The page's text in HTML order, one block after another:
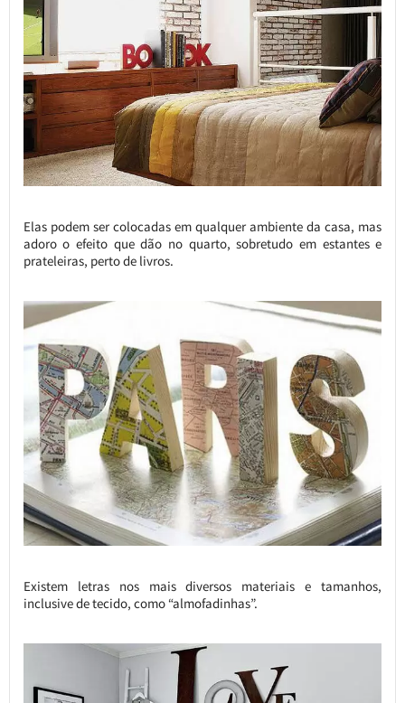
Elas podem ser colocadas em qualquer ambiente da casa, mas
adoro o efeito que dão no quarto, sobretudo em estantes e
prateleiras, perto de livros.
Existem letras nos mais diversos materiais e tamanhos,
inclusive de tecido, como “almofadinhas”.